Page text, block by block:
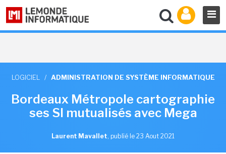
LOGICIEL / ADMINISTRATION DE SYSTÈME INFORMATIQUE
Bordeaux Métropole cartographie
ses SI mutualisés avec Mega
Laurent Mavallet, publié le 23 Aout 2021